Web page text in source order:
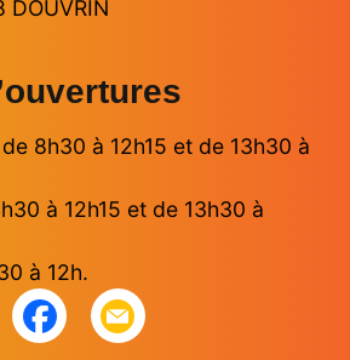
DOUVRIN
8h30 à 12h15 et de 13h30 à
à 12h15 et de 13h30 à
à 12h.